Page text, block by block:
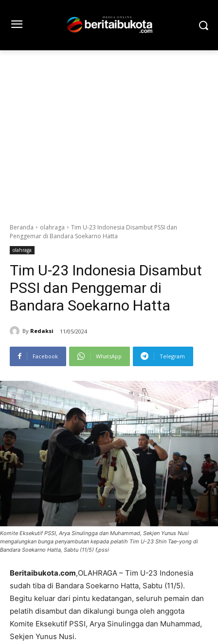
Beranda olahraga
Tim U-23 Indonesia Disambut PSSI dan
Penggemar di Bandara Soekarno Hatta
olahraga
Tim U-23 Indonesia Disambut
PSSI dan Penggemar di
Bandara Soekarno Hatta
By Redaksi 11/05/2024
Facebook WhatsApp Telegram
Komite Eksekutif PSSI, Arya Sinulingga dan Muhammad, Sekjen Yunus Nusi
mengalungkan bunga penyambutan kepada pelatih Tim U-23 Shin Tae-yong di
Bandara Soekarno Hatta, Sabtu (11/5) f,pssi
Beritaibukota.com,OLAHRAGA – Tim U-23 Indonesia
sudah tiba di Bandara Soekarno Hatta, Sabtu (11/5).
Begitu keluar dari pintu kedatangan, seluruh pemain dan
pelatih disambut dan dikalungi bunga oleh anggota
Komite Eksekutif PSSI, Arya Sinulingga dan Muhammad,
Sekjen Yunus Nusi.